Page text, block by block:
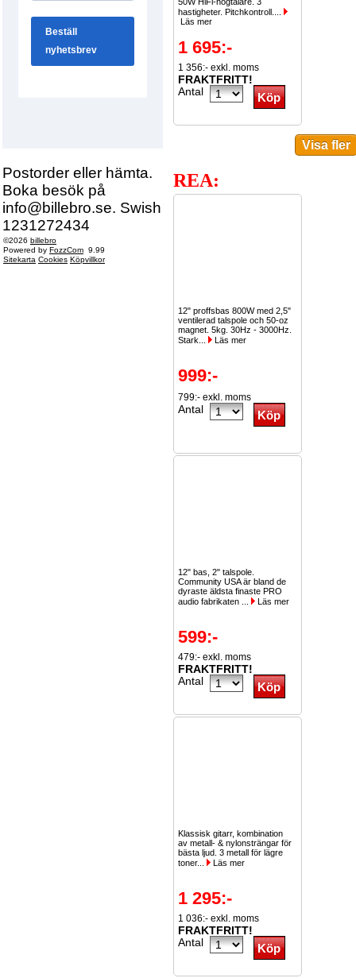
Postorder eller hämta.
Boka besök på
info@billebro.se. Swish
1231272434
©2026 billebro
Powered by FozzCom 9.99
Sitekarta Cookies Köpvillkor
hastigheter. Pitchkontroll....
Läs mer
1 695:-
1 356:- exkl. moms
FRAKTFRITT!
Antal
REA:
12" proffsbas 800W med 2,5"
ventilerad talspole och 50-oz
magnet. 5kg. 30Hz - 3000Hz.
Stark...
Läs mer
999:-
799:- exkl. moms
Antal
12" bas, 2" talspole.
Community USA är bland de
dyraste äldsta finaste PRO
audio fabrikaten ...
Läs mer
599:-
479:- exkl. moms
FRAKTFRITT!
Antal
Klassisk gitarr, kombination
av metall- & nylonsträngar för
bästa ljud. 3 metall för lägre
toner...
Läs mer
1 295:-
1 036:- exkl. moms
FRAKTFRITT!
Antal